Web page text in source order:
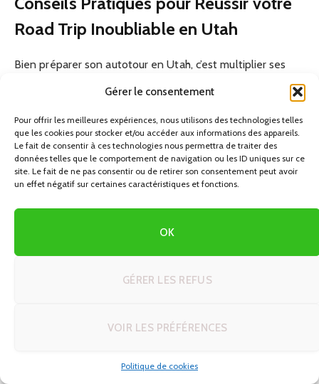
Gérer le consentement
Pour offrir les meilleures expériences, nous utilisons des technologies telles
que les cookies pour stocker et/ou accéder aux informations des appareils.
Le fait de consentir à ces technologies nous permettra de traiter des
données telles que le comportement de navigation ou les ID uniques sur ce
site. Le fait de ne pas consentir ou de retirer son consentement peut avoir
un effet négatif sur certaines caractéristiques et fonctions.
OK
GÉRER LES REFUS
VOIR LES PRÉFÉRENCES
Politique de cookies
Road Trip Inoubliable en Utah
Bien préparer son autotour en Utah, c’est multiplier ses
chances de vivre une expérience sans accroc. Voici les
America the Beautiful Pass: à 80 $ par véhicule, ce
pass annuel donne accès à l’ensemble des parcs
nationaux américains. Il s’amortit dès la troisième entrée
stations-service peuvent être espacées de plus de 100